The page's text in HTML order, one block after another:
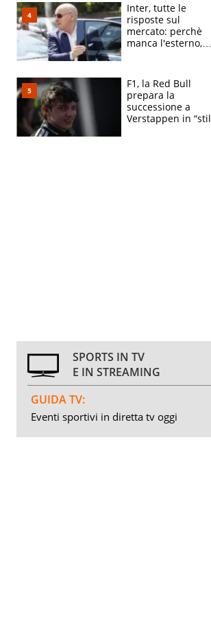
Inter, tutte le
risposte sul
mercato: perchè
manca l'esterno,
vero obiettivo di
Marotta
F1, la Red Bull
prepara la
successione a
Verstappen in “stile
SPORTS IN TV
E IN STREAMING
GUIDA TV:
Eventi sportivi in diretta tv oggi